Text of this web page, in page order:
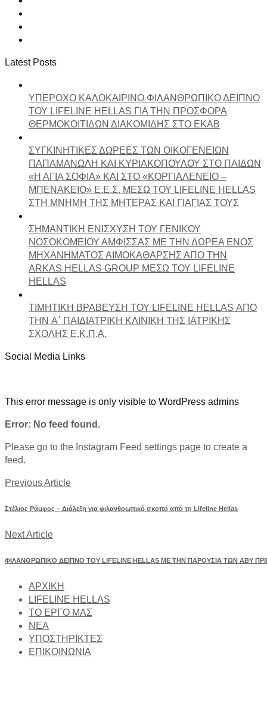
Latest Posts
ΥΠΕΡΟΧΟ ΚΑΛΟΚΑΙΡΙΝΟ ΦΙΛΑΝΘΡΩΠΙΚΟ ΔΕΙΠΝΟ
ΤΟΥ LIFELINE HELLAS ΓΙΑ ΤΗΝ ΠΡΟΣΦΟΡΑ
ΘΕΡΜΟΚΟΙΤΙΔΩΝ ΔΙΑΚΟΜΙΔΗΣ ΣΤΟ ΕΚΑΒ
ΣΥΓΚΙΝΗΤΙΚΕΣ ΔΩΡΕΕΣ ΤΩΝ ΟΙΚΟΓΕΝΕΙΩΝ
ΠΑΠΑΜΑΝΩΛΗ ΚΑΙ ΚΥΡΙΑΚΟΠΟΥΛΟΥ ΣΤΟ ΠΑΙΔΩΝ
«Η ΑΓΙΑ ΣΟΦΙΑ» ΚΑΙ ΣΤΟ «ΚΟΡΓΙΑΛΕΝΕΙΟ –
ΜΠΕΝΑΚΕΙΟ» Ε.Ε.Σ. ΜΕΣΩ ΤΟΥ LIFELINE HELLAS
ΣΤΗ ΜΝΗΜΗ ΤΗΣ ΜΗΤΕΡΑΣ ΚΑΙ ΓΙΑΓΙΑΣ ΤΟΥΣ
ΣΗΜΑΝΤΙΚΗ ΕΝΙΣΧΥΣΗ ΤΟΥ ΓΕΝΙΚΟΥ
ΝΟΣΟΚΟΜΕΙΟΥ ΑΜΦΙΣΣΑΣ ΜΕ ΤΗΝ ΔΩΡΕΑ ΕΝΟΣ
ΜΗΧΑΝΗΜΑΤΟΣ ΑΙΜΟΚΑΘΑΡΣΗΣ ΑΠΟ ΤΗΝ
ARKAS HELLAS GROUP ΜΕΣΩ ΤΟΥ LIFELINE
HELLAS
ΤΙΜΗΤΙΚΗ ΒΡΑΒΕΥΣΗ ΤΟΥ LIFELINE HELLAS ΑΠΟ
ΤΗΝ A΄ ΠΑΙΔΙΑΤΡΙΚΗ ΚΛΙΝΙΚΗ ΤΗΣ ΙΑΤΡΙΚΗΣ
ΣΧΟΛΗΣ Ε.Κ.Π.Α.
Social Media Links
This error message is only visible to WordPress admins
Error: No feed found.
Please go to the Instagram Feed settings page to create a
feed.
Previous Article
Στέλιος Ράμφος – Διάλεξη για φιλανθρωπικό σκοπό από τη Lifeline Hellas
Next Article
ΦΙΛΑΝΘΡΩΠΙΚΟ ΔΕΙΠΝΟ ΤΟΥ LIFELINE HELLAS ΜΕ ΤΗΝ ΠΑΡΟΥΣΙΑ ΤΩΝ ΑΒΥ
ΑΡΧΙΚΗ
LIFELINE HELLAS
ΤΟ ΕΡΓΟ ΜΑΣ
NEA
ΥΠΟΣΤΗΡΙΚΤΕΣ
ΕΠΙΚΟΙΝΩΝΙΑ